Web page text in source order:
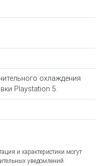
охлаждения
Playstation 5.
и характеристики могут
уведомлений.